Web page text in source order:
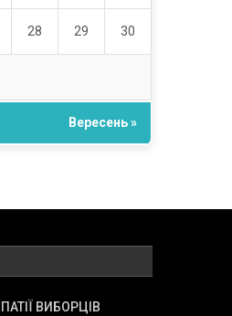
28 29 30
Вересень »
ВИБОРЦІВ